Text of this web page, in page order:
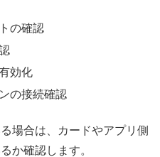
の確認
効化
の接続確認
場合は、カードやアプリ側
か確認します。